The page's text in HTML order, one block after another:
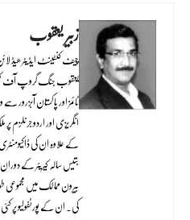
زبیر یعقوب
یعقوب جنگ گروپ آف
ٹائمز اور پاکستان آبزرور
انگریزی اور اردو جرنلزم
کے علاوہ ان کی
بتیس سالہ کیریئر کے
کی۔ ان کے پورٹفولیو پر